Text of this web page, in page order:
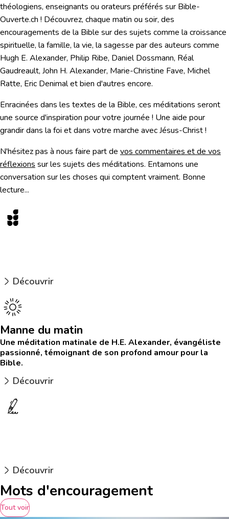
théologiens, enseignants ou orateurs préférés sur Bible-
Ouverte.ch ! Découvrez, chaque matin ou soir, des
encouragements de la Bible sur des sujets comme la croissance
spirituelle, la famille, la vie, la sagesse par des auteurs comme
Hugh E. Alexander, Philip Ribe, Daniel Dossmann, Réal
Gaudreault, John H. Alexander, Marie-Christine Fave, Michel
Ratte, Eric Denimal et bien d'autres encore.
Enracinées dans les textes de la Bible, ces méditations seront
une source d'inspiration pour votre journée ! Une aide pour
grandir dans la foi et dans votre marche avec Jésus-Christ !
N'hésitez pas à nous faire part de vos commentaires et de vos
réflexions sur les sujets des méditations. Entamons une
conversation sur les choses qui comptent vraiment. Bonne
lecture...
Découvrir
Manne du matin
Une méditation matinale de H.E. Alexander, évangéliste
passionné, témoignant de son profond amour pour la
Bible.
Découvrir
Découvrir
Mots d'encouragement
Tout voir